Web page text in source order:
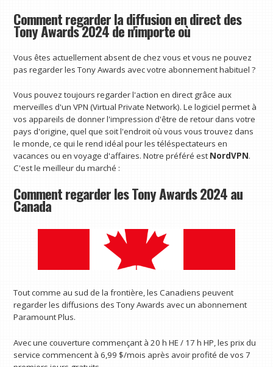
Comment regarder la diffusion en direct des
Tony Awards 2024 de n'importe où
Vous êtes actuellement absent de chez vous et vous ne pouvez
pas regarder les Tony Awards avec votre abonnement habituel ?
Vous pouvez toujours regarder l'action en direct grâce aux
merveilles d'un VPN (Virtual Private Network). Le logiciel permet à
vos appareils de donner l'impression d'être de retour dans votre
pays d'origine, quel que soit l'endroit où vous vous trouvez dans
le monde, ce qui le rend idéal pour les téléspectateurs en
vacances ou en voyage d'affaires. Notre préféré est NordVPN.
C'est le meilleur du marché :
Comment regarder les Tony Awards 2024 au
Canada
Tout comme au sud de la frontière, les Canadiens peuvent
regarder les diffusions des Tony Awards avec un abonnement
Paramount Plus.
Avec une couverture commençant à 20 h HE / 17 h HP, les prix du
service commencent à 6,99 $/mois après avoir profité de vos 7